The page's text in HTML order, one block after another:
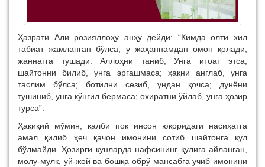
Ҳазрати Али розияллоҳу анҳу дейди: “Кимда олти хил
табиат жамланган бўлса, у жаҳаннамдан омон қолади,
жаннатга тушади: Аллоҳни таниб, Унга итоат этса;
шайтонни билиб, унга эргашмаса; ҳақни англаб, унга
таслим бўлса; ботилни сезиб, ундан қочса; дунёни
тушиниб, унга кўнгил бермаса; охиратни ўйлаб, унга ҳозир
турса”.
Ҳақиқий мўмин, қалби пок инсон юқоридаги насиҳатга
амал қилиб ҳеч қачон имонини сотиб шайтонга қул
бўлмайди. Ҳозирги кунларда нафсининг қулига айланган,
молу-мулк, уй-жой ва бошқа обрў мансабга учиб имонини